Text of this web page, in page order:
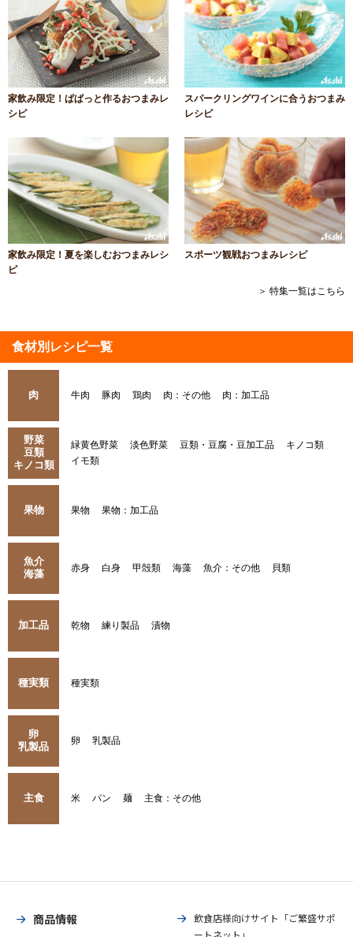
家飲み限定！ぱぱっと作るおつまみレ
シピ
スパークリングワインに合うおつまみ
レシピ
家飲み限定！夏を楽しむおつまみレシ
ピ
スポーツ観戦おつまみレシピ
＞ 特集一覧はこちら
食材別レシピ一覧
肉 牛肉 豚肉 鶏肉 肉：その他 肉：加工品
野菜
豆類
キノコ類
緑黄色野菜 淡色野菜 豆類・豆腐・豆加工品
キノコ類
イモ類
果物 果物 果物：加工品
魚介
海藻
赤身 白身 甲殻類 海藻 魚介：その他 貝類
加工品 乾物 練り製品 漬物
種実類 種実類
卵
乳製品
卵 乳製品
主食 米 パン 麺 主食：その他
商品情報
飲食店様向けサイト「ご繁盛サポ
ートネット」